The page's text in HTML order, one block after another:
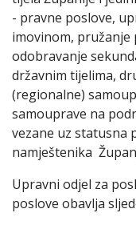
- pravne poslove,
imovinom,
odobravanje
državnim tijelima,
(regionalne)
samouprave na
vezane uz statusna
namještenika
Upravni odjel za
poslove obavlja